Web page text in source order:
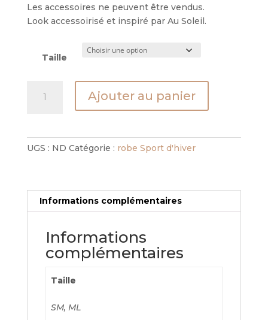
Les accessoires ne peuvent être vendus.
Look accessoirisé et inspiré par Au Soleil.
Taille
Ajouter au panier
UGS : ND Catégorie : robe Sport d'hiver
Informations complémentaires
Informations
complémentaires
Taille
SM, ML